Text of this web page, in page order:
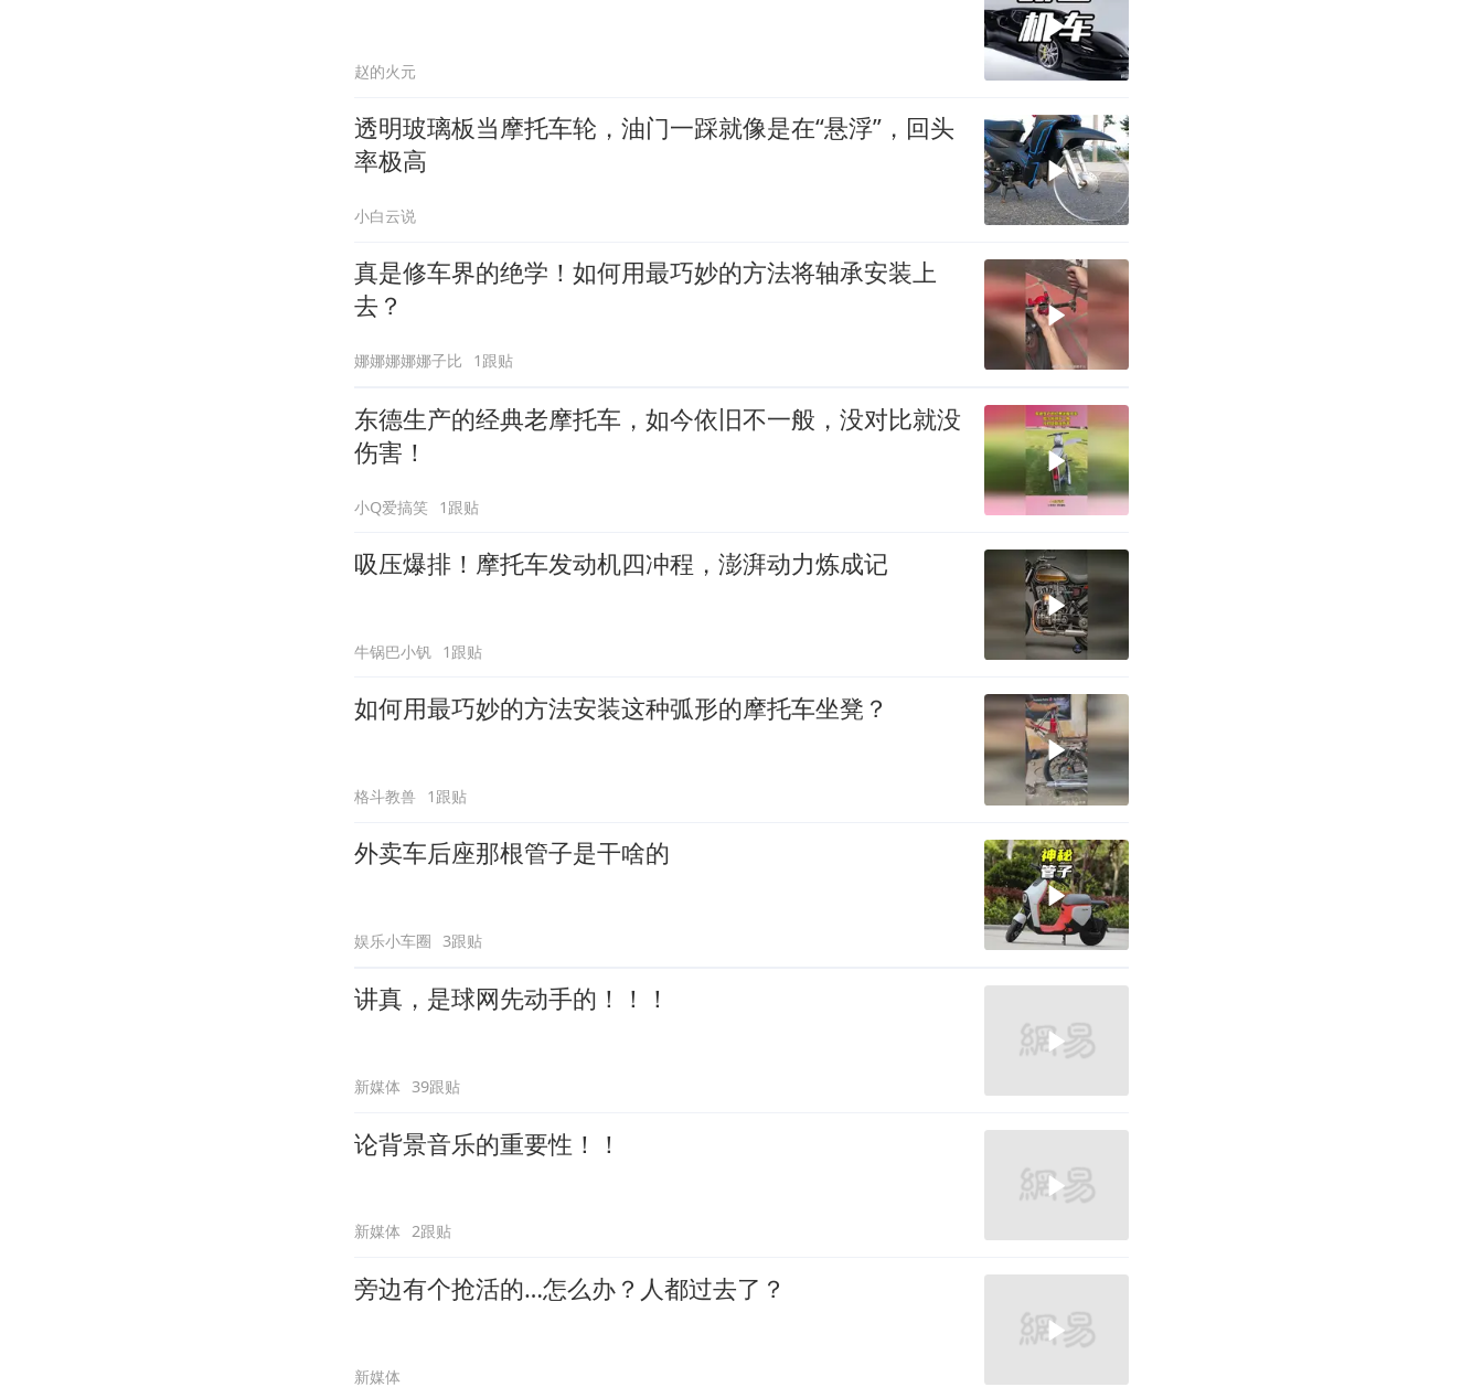
赵的火元
透明玻璃板当摩托车轮，油门一踩就像是在“悬浮”，回头
率极高
小白云说
真是修车界的绝学！如何用最巧妙的方法将轴承安装上
去？
娜娜娜娜娜子比 1跟贴
东德生产的经典老摩托车，如今依旧不一般，没对比就没
伤害！
小Q爱搞笑 1跟贴
吸压爆排！摩托车发动机四冲程，澎湃动力炼成记
牛锅巴小钒 1跟贴
如何用最巧妙的方法安装这种弧形的摩托车坐凳？
格斗教兽 1跟贴
外卖车后座那根管子是干啥的
娱乐小车圈 3跟贴
讲真，是球网先动手的！！！
新媒体 39跟贴
论背景音乐的重要性！！
新媒体 2跟贴
旁边有个抢活的…怎么办？人都过去了？
新媒体